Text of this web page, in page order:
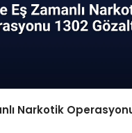
Narkotik